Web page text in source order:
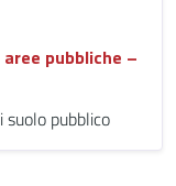
pubbliche –
pubblico